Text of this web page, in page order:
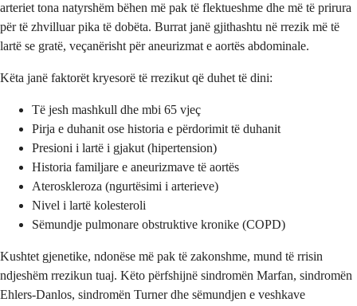
arteriet tona natyrshëm bëhen më pak të flektueshme dhe më të prirura
për të zhvilluar pika të dobëta. Burrat janë gjithashtu në rrezik më të
lartë se gratë, veçanërisht për aneurizmat e aortës abdominale.
Këta janë faktorët kryesorë të rrezikut që duhet të dini:
Të jesh mashkull dhe mbi 65 vjeç
Pirja e duhanit ose historia e përdorimit të duhanit
Presioni i lartë i gjakut (hipertension)
Historia familjare e aneurizmave të aortës
Ateroskleroza (ngurtësimi i arterieve)
Nivel i lartë kolesteroli
Sëmundje pulmonare obstruktive kronike (COPD)
Kushtet gjenetike, ndonëse më pak të zakonshme, mund të rrisin
ndjeshëm rrezikun tuaj. Këto përfshijnë sindromën Marfan, sindromën
Ehlers-Danlos, sindromën Turner dhe sëmundjen e veshkave